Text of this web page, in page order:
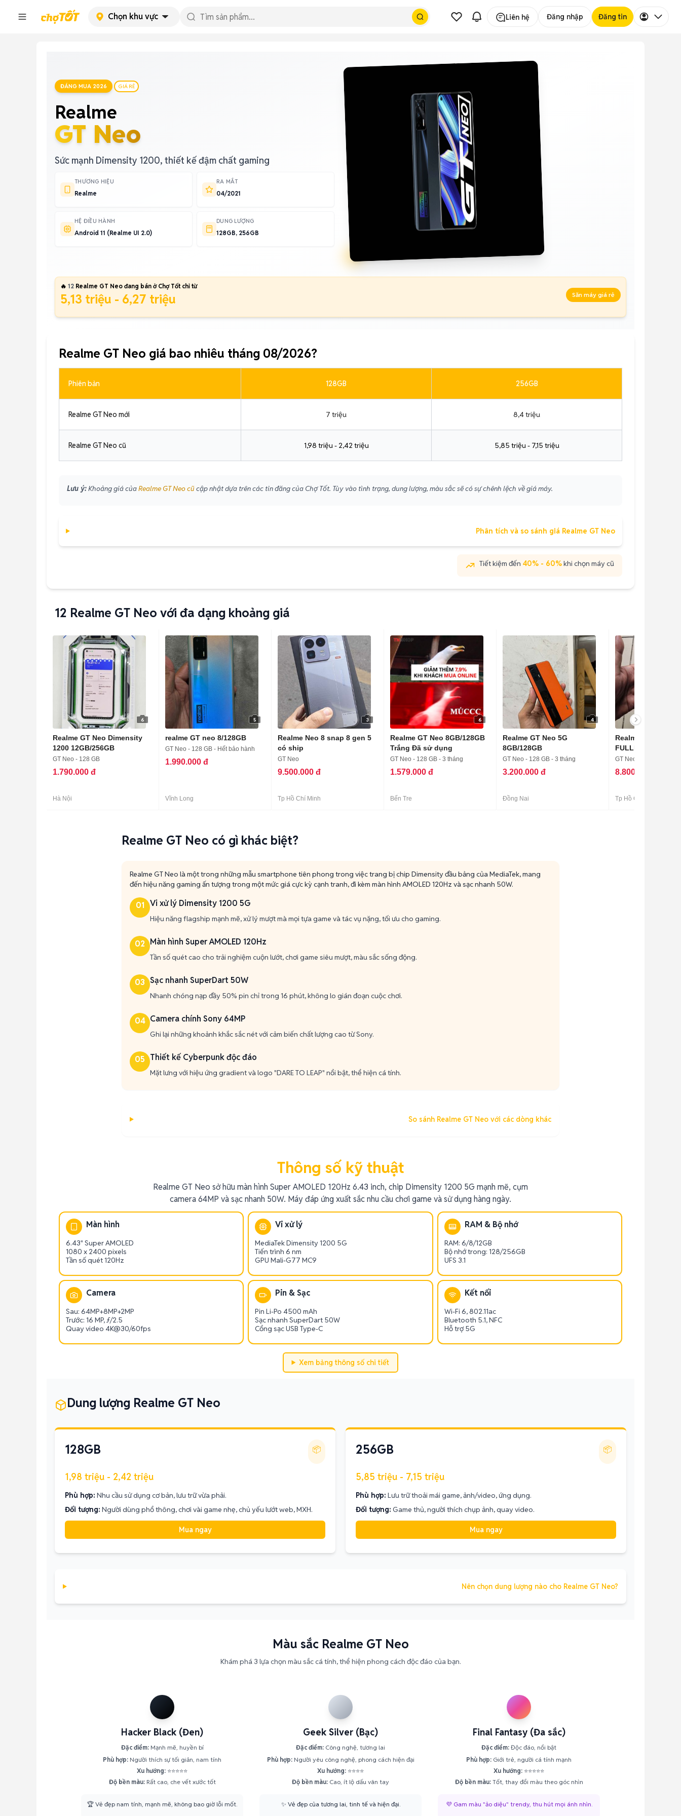
Chọn khu vực Liên hệ Đăng nhập Đăng tin
ĐÁNG MUA 2026 GIÁ RẺ
Realme
GT Neo
Sức mạnh Dimensity 1200, thiết kế đậm chất gaming
THƯƠNG HIỆU
Realme
RA MẮT
04/2021
HỆ ĐIỀU HÀNH
Android 11 (Realme UI 2.0)
DUNG LƯỢNG
128GB, 256GB
🔥 12 Realme GT Neo đang bán ở Chợ Tốt chỉ từ
5,13 triệu - 6,27 triệu Săn máy giá rẻ
Realme GT Neo giá bao nhiêu tháng 08/2026?
Phiên bản 128GB 256GB
Realme GT Neo mới 7 triệu 8,4 triệu
Realme GT Neo cũ 1,98 triệu - 2,42 triệu 5,85 triệu - 7,15 triệu
Lưu ý:Khoảng giá củaRealme GT Neo cũ cập nhật dựa trên các tin đăng của Chợ Tốt. Tùy vào tình trạng, dung lượng, màu sắc sẽ có sự chênh lệch về giá máy.
Phân tích và so sánh giá Realme GT Neo
Tiết kiệm đến 40% - 60%khi chọn máy cũ
12 Realme GT Neo với đa dạng khoảng giá
6
Realme GT Neo Dimensity
1200 12GB/256GB
GT Neo - 128 GB
1.790.000 đ
Hà Nội
5
realme GT neo 8/128GB
GT Neo - 128 GB - Hết bảo hành
1.990.000 đ
Vĩnh Long
3
Realme Neo 8 snap 8 gen 5
có ship
GT Neo
9.500.000 đ
Tp Hồ Chí Minh
6
Realme GT Neo 8GB/128GB
Trắng Đã sử dụng
GT Neo - 128 GB - 3 tháng
1.579.000 đ
Bến Tre
4
Realme GT Neo 5G
8GB/128GB
GT Neo - 128 GB - 3 tháng
3.200.000 đ
Đồng Nai
Realme Neo 8
FULLBOX có sạc
GT Neo - 256 GB - 4-6
8.800.000 đ
Tp Hồ Chí Minh
Realme GT Neo có gì khác biệt?
Realme GT Neo là một trong những mẫu smartphone tiên phong trong việc trang bị chip Dimensity đầu bảng của MediaTek, mang
đến hiệu năng gaming ấn tượng trong một mức giá cực kỳ cạnh tranh, đi kèm màn hình AMOLED 120Hz và sạc nhanh 50W.
01 Vi xử lý Dimensity 1200 5G
Hiệu năng flagship mạnh mẽ, xử lý mượt mà mọi tựa game và tác vụ nặng, tối ưu cho gaming.
02 Màn hình Super AMOLED 120Hz
Tần số quét cao cho trải nghiệm cuộn lướt, chơi game siêu mượt, màu sắc sống động.
03 Sạc nhanh SuperDart 50W
Nhanh chóng nạp đầy 50% pin chỉ trong 16 phút, không lo gián đoạn cuộc chơi.
04 Camera chính Sony 64MP
Ghi lại những khoảnh khắc sắc nét với cảm biến chất lượng cao từ Sony.
05 Thiết kế Cyberpunk độc đáo
Mặt lưng với hiệu ứng gradient và logo "DARE TO LEAP" nổi bật, thể hiện cá tính.
So sánh Realme GT Neo với các dòng khác
Thông số kỹ thuật
Realme GT Neo sở hữu màn hình Super AMOLED 120Hz 6.43 inch, chip Dimensity 1200 5G mạnh mẽ, cụm
camera 64MP và sạc nhanh 50W. Máy đáp ứng xuất sắc nhu cầu chơi game và sử dụng hàng ngày.
Màn hình
6.43" Super AMOLED
1080 x 2400 pixels
Tần số quét 120Hz
Vi xử lý
MediaTek Dimensity 1200 5G
Tiến trình 6 nm
GPU Mali-G77 MC9
RAM & Bộ nhớ
RAM: 6/8/12GB
Bộ nhớ trong: 128/256GB
UFS 3.1
Camera
Sau: 64MP+8MP+2MP
Trước: 16 MP, ƒ/2.5
Quay video 4K@30/60fps
Pin & Sạc
Pin Li-Po 4500 mAh
Sạc nhanh SuperDart 50W
Cổng sạc USB Type-C
Kết nối
Wi-Fi 6, 802.11ac
Bluetooth 5.1, NFC
Hỗ trợ 5G
Xem bảng thông số chi tiết
Dung lượng Realme GT Neo
128GB 📦
1,98 triệu - 2,42 triệu
Phù hợp: Nhu cầu sử dụng cơ bản, lưu trữ vừa phải.
Đối tượng: Người dùng phổ thông, chơi vài game nhẹ, chủ yếu lướt web, MXH.
Mua ngay
256GB 📦
5,85 triệu - 7,15 triệu
Phù hợp: Lưu trữ thoải mái game, ảnh/video, ứng dụng.
Đối tượng: Game thủ, người thích chụp ảnh, quay video.
Mua ngay
Nên chọn dung lượng nào cho Realme GT Neo?
Màu sắc Realme GT Neo
Khám phá 3 lựa chọn màu sắc cá tính, thể hiện phong cách độc đáo của bạn.
Hacker Black (Đen)
Đặc điểm:Mạnh mẽ, huyền bí
Phù hợp: Người thích sự tối giản, nam tính
Xu hướng: ⭐⭐⭐⭐⭐
Độ bền màu:Rất cao, che vết xước tốt
🏆 Vẻ đẹp nam tính, mạnh mẽ, không bao giờ lỗi mốt.
Geek Silver (Bạc)
Đặc điểm: Công nghệ, tương lai
Phù hợp:Người yêu công nghệ, phong cách hiện đại
Xu hướng: ⭐⭐⭐⭐
Độ bền màu: Cao, ít lộ dấu vân tay
✨ Vẻ đẹp của tương lai, tinh tế và hiện đại.
Final Fantasy (Đa sắc)
Đặc điểm: Độc đáo, nổi bật
Phù hợp: Giới trẻ, người cá tính mạnh
Xu hướng: ⭐⭐⭐⭐⭐
Độ bền màu:Tốt, thay đổi màu theo góc nhìn
💜 Gam màu "ảo diệu" trendy, thu hút mọi ánh nhìn.